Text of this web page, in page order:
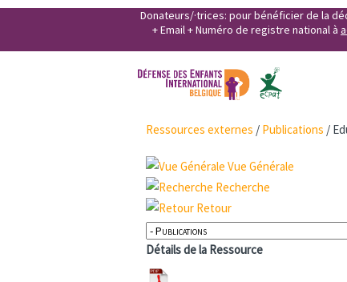
Donateurs/·trices: pour bénéficier de la
+ Email + Numéro de registre national à
Ressources externes / Publications /
Vue Générale
Recherche
Retour
Détails de la Ressource